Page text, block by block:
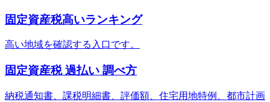
固定資産税高いランキング
高い地域を確認する入口です。
固定資産税 過払い 調べ方
納税通知書、課税明細書、評価額、住宅用地特例、都市計画